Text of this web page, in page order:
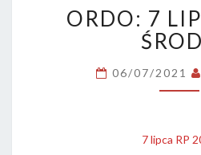
ORDO: 7
06/07/2021
7 lipca RP